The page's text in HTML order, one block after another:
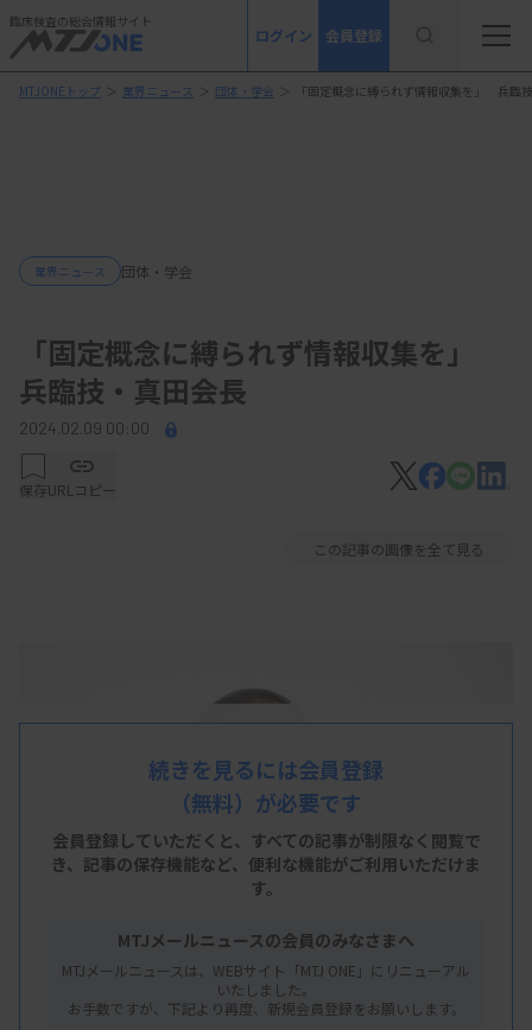
臨床検査の総合情報サイト
ログイン 会員登録
MTJONEトップ ＞ 業界ニュース ＞ 団体・学会 ＞ 「固定概念に縛られず情報収集を」 兵臨
業界ニュース 団体・学会
「固定概念に縛られず情報収集を」
兵臨技・真田会長
2024.02.09 00:00
保存URLコピー
この記事の画像を全て見る
続きを見るには会員登録
（無料）が必要です
会員登録していただくと、すべての記事が制限なく閲覧で
き、 記事の保存機能など、便利な機能がご利用いただけま
す。
MTJメールニュースの会員のみなさまへ
MTJメールニュースは、WEBサイト「MTJ ONE」にリニューアル
いたしました。
お手数ですが、下記より再度、新規会員登録をお願いします。